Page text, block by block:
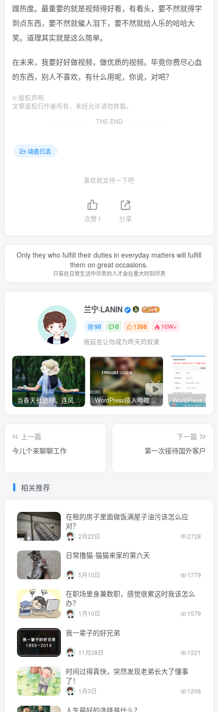
蹭热度。最重要的就是视频得好看，有看头，要不然就得学
到点东西，要不然就催人泪下，要不然就给人乐的哈哈大
笑。道理其实就是这么简单。
在未来，我要好好做视频，做优质的视频。毕竟你费尽心血
的东西，别人不喜欢，有什么用呢，你说，对吧？
© 版权声明
文章版权归作者所有，未经允许请勿转载。
THE END
动态日志
喜欢就支持一下吧
点赞 1 分享
Only they who fulfill their duties in everyday matters will fulfill
them on great occasions.
只有在日常生活中尽责的人才会在重大时刻尽责
兰宁·LANIN
98 0 1398 10W+
拖延会让你成为昨天的奴隶
当春天抵达时，连风都带着清甜的味道 WordPress插入哔哩哔哩（B站）视频自适应PC电脑端的样式代码
上一篇
今儿个来聊聊工作
下一篇
第一次接待国外客户
相关推荐
在租的房子里面做饭满屋子油污该怎么应
对？
2月22日 2728
日常撸猫-猫猫来家的第六天
5月10日 1779
在职场里身兼数职，感觉很累这时我该怎么
办？
1月10日 1579
我一辈子的好兄弟
11月28日 1221
时间过得真快，突然发现老弟长大了懂事
了！
1月3日 1208
人生最好的选择是什么？